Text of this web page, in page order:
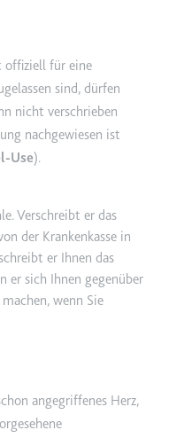
offiziell für eine
sind, dürfen
nicht verschrieben
nachgewiesen ist
Use).
Verschreibt er das
der Krankenkasse in
er Ihnen das
er sich Ihnen gegenüber
wenn Sie
angegriffenes Herz,